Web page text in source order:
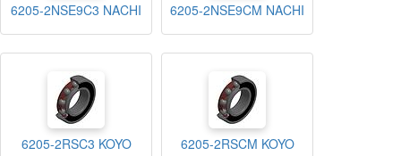
6205-2NSE9C3 NACHI 6205-2NSE9CM NACHI
6205-2RSC3 KOYO 6205-2RSCM KOYO